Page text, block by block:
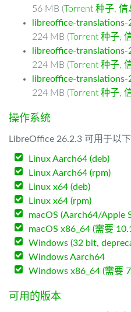
56 MB (Torrent 种子, 信
libreoffice-translations-
224 MB (Torrent 种子,
libreoffice-translations-
224 MB (Torrent 种子,
libreoffice-translations-
224 MB (Torrent 种子,
操作系统
LibreOffice 26.2.3 可用于以
Linux Aarch64 (deb)
Linux Aarch64 (rpm)
Linux x64 (deb)
Linux x64 (rpm)
macOS (Aarch64/Apple
macOS x86_64 (需要
Windows (32 bit,
Windows Aarch64
Windows x86_64 (需要
可用的版本